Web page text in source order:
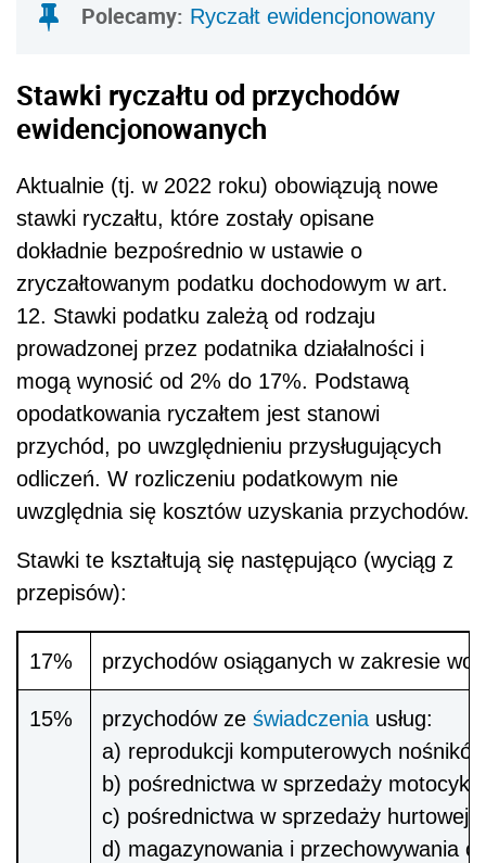
Polecamy: Ryczałt ewidencjonowany
Stawki ryczałtu od przychodów
ewidencjonowanych
Aktualnie (tj. w 2022 roku) obowiązują nowe
stawki ryczałtu, które zostały opisane
dokładnie bezpośrednio w ustawie o
zryczałtowanym podatku dochodowym w art.
12. Stawki podatku zależą od rodzaju
prowadzonej przez podatnika działalności i
mogą wynosić od 2% do 17%. Podstawą
opodatkowania ryczałtem jest stanowi
przychód, po uwzględnieniu przysługujących
odliczeń. W rozliczeniu podatkowym nie
uwzględnia się kosztów uzyskania przychodów.
Stawki te kształtują się następująco (wyciąg z
przepisów):
17% przychodów osiąganych w zakresie
15% przychodów zeświadczenia usług:
a) reprodukcji komputerowych
b) pośrednictwa w sprzedaży
c) pośrednictwa w sprzedaży hurtowej
d) magazynowania i przechowywania